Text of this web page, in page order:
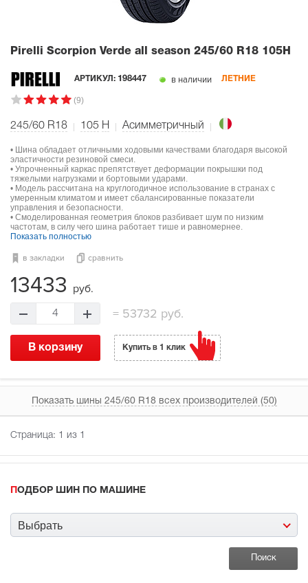
Pirelli Scorpion Verde all season 245/60 R18 105H
АРТИКУЛ: 198447 в наличии ЛЕТНИЕ
(9)
245/60 R18 105 H Асимметричный
• Шина обладает отличными ходовыми качествами благодаря высокой
эластичности резиновой смеси.
• Упрочненный каркас препятствует деформации покрышки под
тяжелыми нагрузками и бортовыми ударами.
• Модель рассчитана на круглогодичное использование в странах с
умеренным климатом и имеет сбалансированные показатели
управления и безопасности.
• Смоделированная геометрия блоков разбивает шум по низким
частотам, в силу чего шина работает тише и равномернее.
Показать полностью
в закладки сравнить
13433 руб.
4 = 53732 руб.
В корзину Купить в 1 клик
Показать шины 245/60 R18 всех производителей (50)
Страница: 1 из 1
ПОДБОР ШИН ПО МАШИНЕ
Выбрать